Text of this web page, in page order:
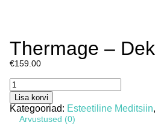
Thermage –
€159.00
Thermage
-
Dekoltee
kogus
Lisa korvi
Kategooriad: Esteetiline Meditsiin,
Arvustused (0)